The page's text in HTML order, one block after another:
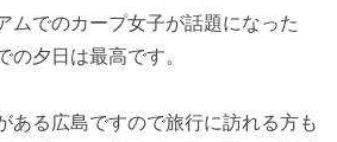
ムでのカープ女子が話題になった
の夕日は最高です。
ある広島ですので旅行に訪れる方も